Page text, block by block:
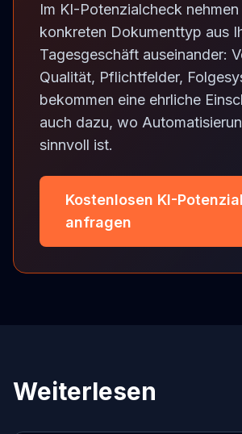
Im KI-Potenzialcheck
konkreten Dokumenttyp aus
Tagesgeschäft auseinander:
Qualität, Pflichtfelder,
bekommen eine ehrliche
auch dazu, wo
sinnvoll ist.
Kostenlosen KI-
anfragen
Weiterlesen